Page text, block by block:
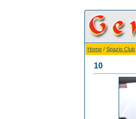
Home / Spazio Club
10